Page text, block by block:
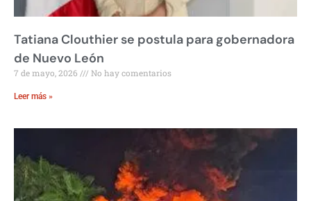
Tatiana Clouthier se postula para gobernadora
de Nuevo León
7 de mayo, 2026 No hay comentarios
Leer más »